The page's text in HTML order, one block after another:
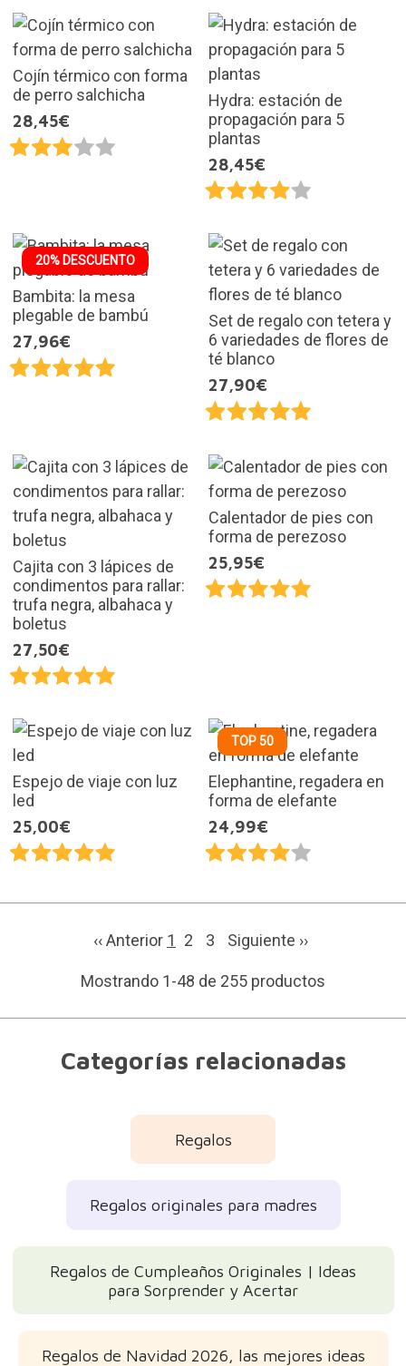
Cojín térmico con forma
de perro salchicha
28,45€
Hydra: estación de
propagación para 5
plantas
28,45€
20% DESCUENTO
Bambita: la mesa
plegable de bambú
27,96€
Set de regalo con tetera y
6 variedades de flores de
té blanco
27,90€
Cajita con 3 lápices de
condimentos para rallar:
trufa negra, albahaca y
boletus
27,50€
Calentador de pies con
forma de perezoso
25,95€
Espejo de viaje con luz
led
25,00€
TOP 50
Elephantine, regadera en
forma de elefante
24,99€
‹‹ Anterior 1 2 3 Siguiente ››
Mostrando 1-48 de 255 productos
Categorías relacionadas
Regalos
Regalos originales para madres
Regalos de Cumpleaños Originales | Ideas
para Sorprender y Acertar
Regalos de Navidad 2026, las mejores ideas